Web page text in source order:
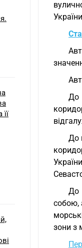
До
До
До
собою,
зони з